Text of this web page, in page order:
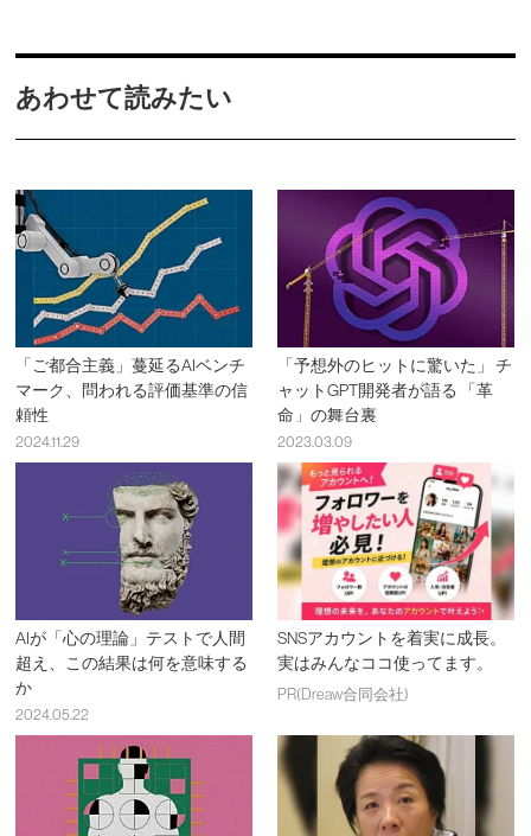
あわせて読みたい
「ご都合主義」蔓延るAIベンチ
マーク、問われる評価基準の信
頼性
2024.11.29
「予想外のヒットに驚いた」 チ
ャットGPT開発者が語る 「革
命」の舞台裏
2023.03.09
AIが「心の理論」テストで人間
超え、この結果は何を意味する
か
2024.05.22
SNSアカウントを着実に成長。
実はみんなココ使ってます。
PR(Dreaw合同会社)